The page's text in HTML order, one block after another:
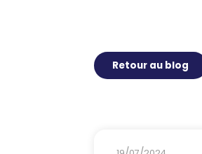
Retour au blog